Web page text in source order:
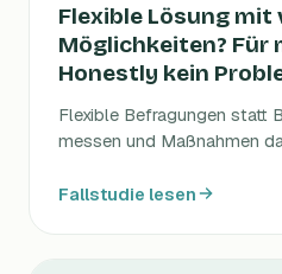
Flexible Lösung mit
Möglichkeiten? Für
Honestly kein
Flexible Befragungen statt
messen und Maßnahmen
Fallstudie lesen